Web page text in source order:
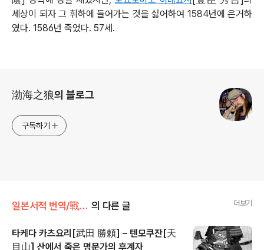
세상이 되자 그 휘하에 들어가는 것을 싫어하여 1584년에 은거하
였다. 1586년 죽었다. 57세.
渤海之狼의 블로그
구독하기
일본서적 번역/戰國武將100話 의 다른 글 더보기
타케다 카츠요리[武田 勝頼] – 텐모쿠잔[天
目山] 산에서 죽은 명문가의 후계자